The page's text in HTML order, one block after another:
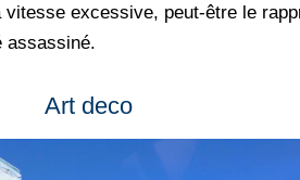
excessive, peut-être le
assassiné.
Art deco